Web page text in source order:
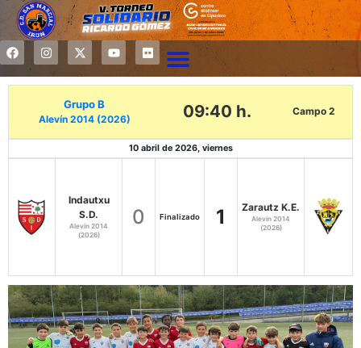
Grupo B
Alevín 2014 (2026) 09:40 h. Campo 2
10 abril de 2026, viernes
Indautxu
S.D.
Alevín 2014
(2026)
0 Finalizado 1 Zarautz K.E.
Alevín 2014
(2026)